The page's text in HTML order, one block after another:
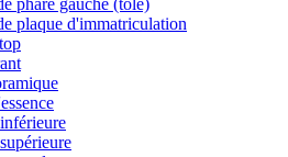
phare gauche (tôle)
plaque d'immatriculation